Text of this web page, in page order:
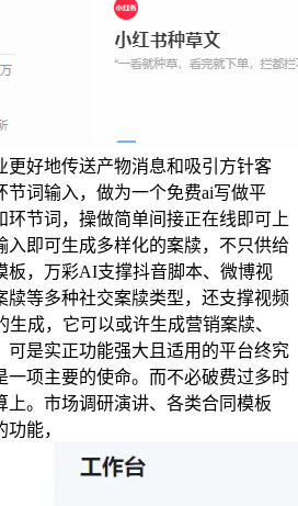
更好地传送产物消息和吸引方针客
节词输入，做为一个免费ai写做平
环节词，操做简单间接正在线即可上
入即可生成多样化的案牍，不只供给
板，万彩AI支撑抖音脚本、微博视
牍等多种社交案牍类型，还支撑视频
成，它可以或许生成营销案牍、
可是实正功能强大且适用的平台终究
一项主要的使命。而不必破费过多时
上。市场调研演讲、各类合同模板
能，